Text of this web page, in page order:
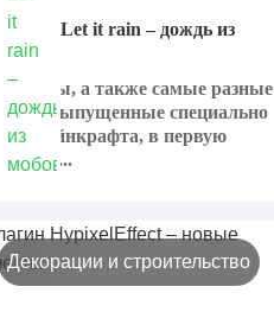
Плагин Let it rain – дождь из
мобов
Плагины, а также самые разные
моды, выпущенные специально
для Майнкрафта, в первую
очередь...
Декорации и строительство